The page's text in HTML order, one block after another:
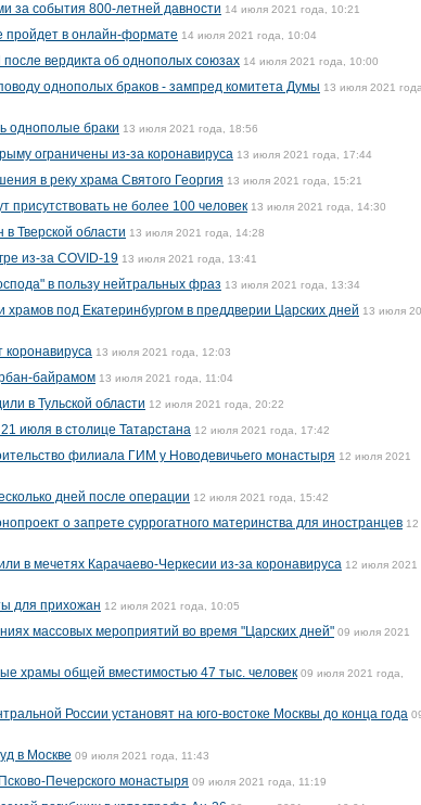
за события 800-летней давности 14 июля 2021 года, 10:21
пройдет в онлайн-формате 14 июля 2021 года, 10:04
вердикта об однополых союзах 14 июля 2021 года, 10:00
однополых браков - зампред комитета Думы 13 июля 2021 года,
однополые браки 13 июля 2021 года, 18:56
ограничены из-за коронавируса 13 июля 2021 года, 17:44
в реку храма Святого Георгия 13 июля 2021 года, 15:21
присутствовать не более 100 человек 13 июля 2021 года, 14:30
Тверской области 13 июля 2021 года, 14:28
из-за COVID-19 13 июля 2021 года, 13:41
в пользу нейтральных фраз 13 июля 2021 года, 13:34
под Екатеринбургом в преддверии Царских дней 13 июля
коронавируса 13 июля 2021 года, 12:03
байрамом 13 июля 2021 года, 11:04
в Тульской области 12 июля 2021 года, 20:22
июля в столице Татарстана 12 июля 2021 года, 17:42
филиала ГИМ у Новодевичьего монастыря 12 июля 2021
дней после операции 12 июля 2021 года, 15:42
о запрете суррогатного материнства для иностранцев 12
в мечетях Карачаево-Черкесии из-за коронавируса 12 июля 2021
для прихожан 12 июля 2021 года, 10:05
массовых мероприятий во время "Царских дней" 09 июля 2021
храмы общей вместимостью 47 тыс. человек 09 июля 2021 года,
России установят на юго-востоке Москвы до конца года
в Москве 09 июля 2021 года, 11:43
Печерского монастыря 09 июля 2021 года, 11:19